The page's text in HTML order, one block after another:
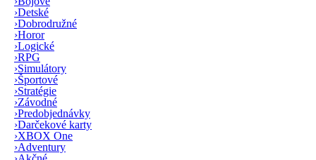
›Detské
›Dobrodružné
›Horor
›Logické
›RPG
›Simulátory
›Športové
›Stratégie
›Závodné
›Predobjednávky
›Darčekové karty
›XBOX One
›Adventury